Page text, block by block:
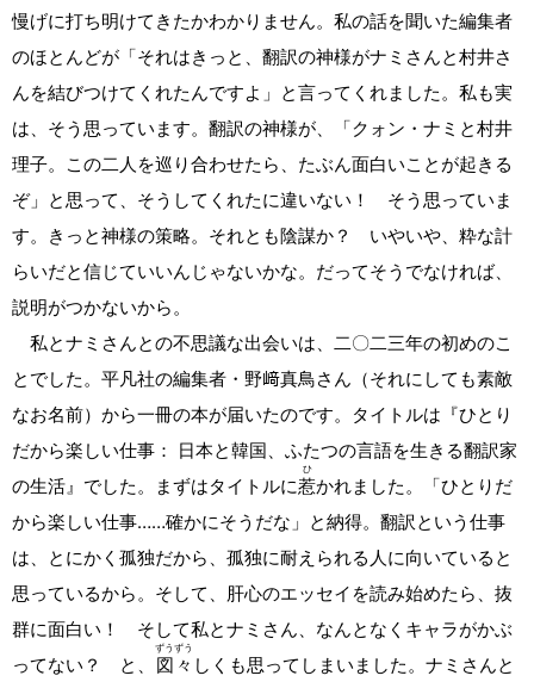
慢げに打ち明けてきたかわかりません。私の話を聞いた編集者
のほとんどが「それはきっと、翻訳の神様がナミさんと村井さ
んを結びつけてくれたんですよ」と言ってくれました。私も実
は、そう思っています。翻訳の神様が、「クォン・ナミと村井
理子。この二人を巡り合わせたら、たぶん面白いことが起きる
ぞ」と思って、そうしてくれたに違いない！ そう思っていま
す。きっと神様の策略。それとも陰謀か？ いやいや、粋な計
らいだと信じていいんじゃないかな。だってそうでなければ、
説明がつかないから。
私とナミさんとの不思議な出会いは、二〇二三年の初めのこ
とでした。平凡社の編集者・野﨑真鳥さん（それにしても素敵
なお名前）から一冊の本が届いたのです。タイトルは『ひとり
だから楽しい仕事： 日本と韓国、ふたつの言語を生きる翻訳家
の生活』でした。まずはタイトルに惹
ひ
かれました。「ひとりだ
から楽しい仕事……確かにそうだな」と納得。翻訳という仕事
は、とにかく孤独だから、孤独に耐えられる人に向いていると
思っているから。そして、肝心のエッセイを読み始めたら、抜
群に面白い！ そして私とナミさん、なんとなくキャラがかぶ
ってない？ と、
図
ずう
々
ずう
しくも思ってしまいました。ナミさんと